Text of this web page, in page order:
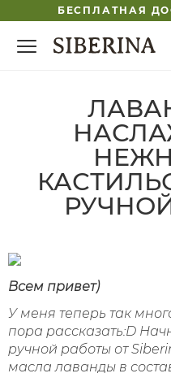
БЕСПЛАТНАЯ
Всем привет)
У меня теперь так
пора рассказать:D
ручной работы от
масла лаванды в